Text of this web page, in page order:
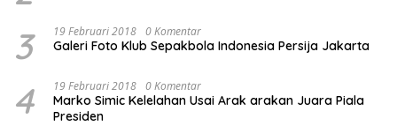
3 19 Februari 2018 0 Komentar
Galeri Foto Klub Sepakbola Indonesia Persija Jakarta
4 19 Februari 2018 0 Komentar
Marko Simic Kelelahan Usai Arak arakan Juara Piala
Presiden